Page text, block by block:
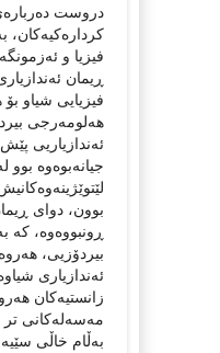
دروست ده‌رباره‌ی
کرداره‌کیه‌کان،
فیزیا و
ڕیمان
فیزیایی شیاو
هه‌لومه‌رجی
ئه‌ندازیاریی
جیانه‌بوه‌وه‌ بوو
بوون، دوای
ڕونبووه‌وه‌، که‌
بیردۆزیی،
ئه‌ندازیاری
زانستیه‌کان
مه‌سه‌له‌کانی تر
به‌ڵام خاڵی